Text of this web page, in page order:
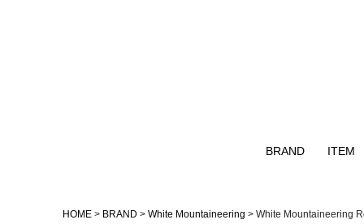
BRAND ITEM
HOME BRAND White Mountaineering
White Mountaineering